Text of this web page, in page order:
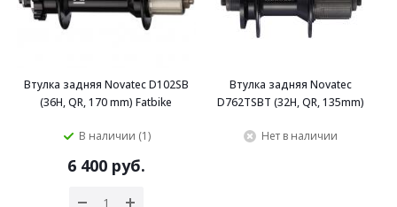
Втулка задняя Novatec D102SB
(36H, QR, 170 mm) Fatbike
В наличии (1)
6 400 руб.
Втулка задняя Novatec
D762TSBT (32H, QR, 135mm)
Нет в наличии